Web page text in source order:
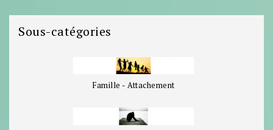
Sous-catégories
Famille - Attachement